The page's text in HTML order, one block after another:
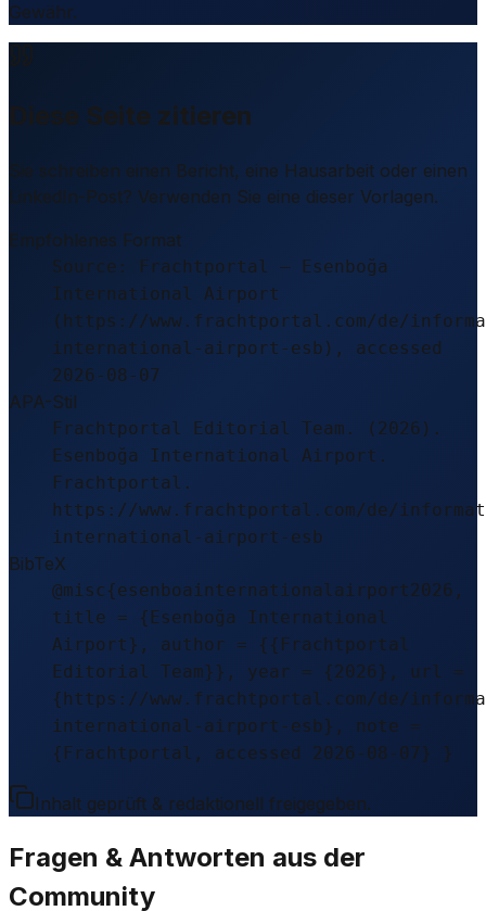
Gewähr.
Diese Seite zitieren
Sie schreiben einen Bericht, eine Hausarbeit oder einen
LinkedIn-Post? Verwenden Sie eine dieser Vorlagen.
Empfohlenes Format
Source: Frachtportal – Esenboğa
International Airport
(https://www.frachtportal.com/de/
international-airport-esb), accessed
2026-08-07
APA-Stil
Frachtportal Editorial Team. (2026).
Esenboğa International Airport.
Frachtportal.
https://www.frachtportal.com/de/
international-airport-esb
BibTeX
@misc{esenboainternationalairport2026,
title = {Esenboğa International
Airport}, author = {{Frachtportal
Editorial Team}}, year = {2026}, url =
{https://www.frachtportal.com/de/
international-airport-esb}, note =
{Frachtportal, accessed 2026-08-07} }
Inhalt geprüft & redaktionell freigegeben.
Fragen & Antworten aus der
Community